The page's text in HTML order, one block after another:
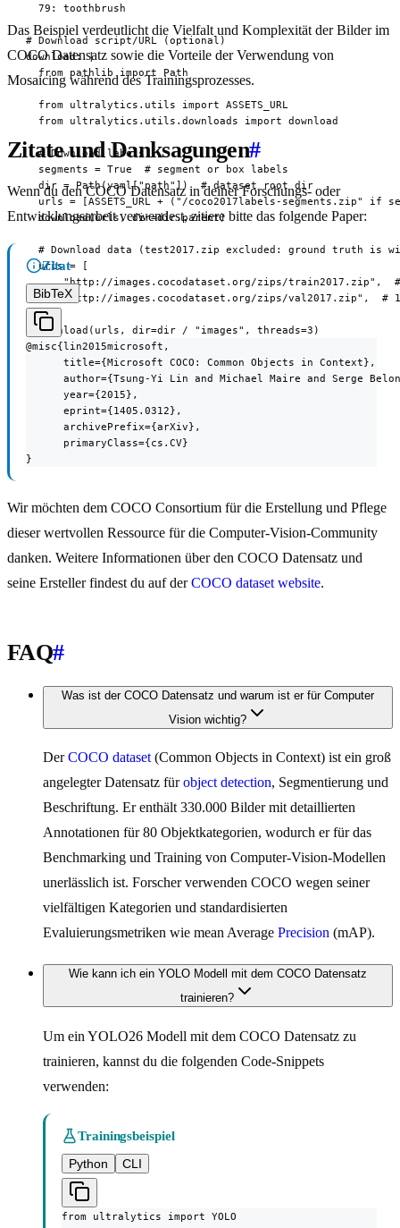
  79: toothbrush
# Download script/URL (optional)
download: |
  from pathlib import Path
  from ultralytics.utils import ASSETS_URL
  from ultralytics.utils.downloads import download
  # Download labels
  segments = True  # segment or box labels
  dir = Path(yaml["path"])  # dataset root dir
urls = [ASSETS_URL + ("/coco2017labels-segments.zip" if
  download(urls, dir=dir.parent)
# Download data (test2017.zip excluded: ground truth is
  urls = [
"http://images.cocodataset.org/zips/train2017.zip",
"http://images.cocodataset.org/zips/val2017.zip",  #
  ]
  download(urls, dir=dir / "images", threads=3)
Das Beispiel verdeutlicht die Vielfalt und Komplexität der Bilder im
COCO Datensatz sowie die Vorteile der Verwendung von
Mosaicing während des Trainingsprozesses.
Zitate und Danksagungen#
Wenn du den COCO Datensatz in deiner Forschungs- oder
Entwicklungsarbeit verwendest, zitiere bitte das folgende Paper:
Zitat
BibTeX
@misc{lin2015microsoft,
      title={Microsoft COCO: Common Objects in Context},
author={Tsung-Yi Lin and Michael Maire and Serge
      year={2015},
      eprint={1405.0312},
      archivePrefix={arXiv},
      primaryClass={cs.CV}
}
Wir möchten dem COCO Consortium für die Erstellung und Pflege
dieser wertvollen Ressource für die Computer-Vision-Community
danken. Weitere Informationen über den COCO Datensatz und
seine Ersteller findest du auf derCOCO dataset website.
FAQ#
Was ist der COCO Datensatz und warum ist er für Computer
Vision wichtig?
DerCOCO dataset (Common Objects in Context) ist ein groß
angelegter Datensatz fürobject detection, Segmentierung und
Beschriftung. Er enthält 330.000 Bilder mit detaillierten
Annotationen für 80 Objektkategorien, wodurch er für das
Benchmarking und Training von Computer-Vision-Modellen
unerlässlich ist. Forscher verwenden COCO wegen seiner
vielfältigen Kategorien und standardisierten
Evaluierungsmetriken wie mean Average Precision (mAP).
Wie kann ich ein YOLO Modell mit dem COCO Datensatz
trainieren?
Um ein YOLO26 Modell mit dem COCO Datensatz zu
trainieren, kannst du die folgenden Code-Snippets
verwenden:
Trainingsbeispiel
Python
CLI
from ultralytics import YOLO